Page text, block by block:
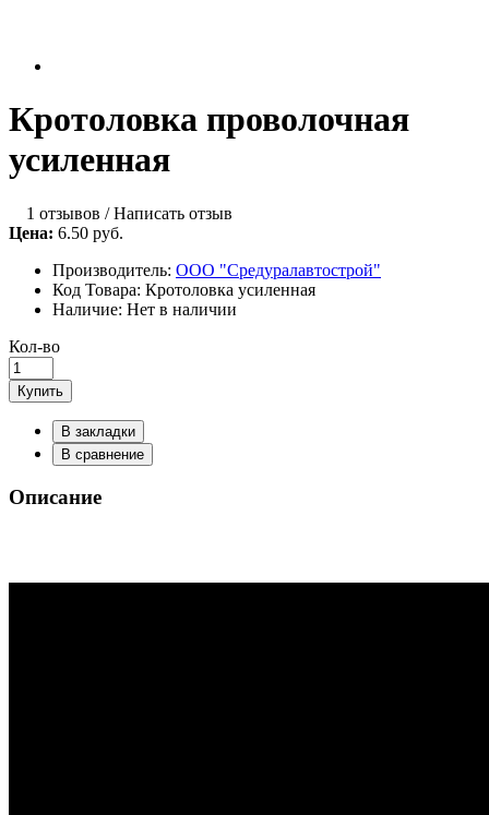
Кротоловка проволочная
усиленная
1 отзывов /Написать отзыв
Цена: 6.50 руб.
Производитель: ООО "Средуралавтострой"
Код Товара: Кротоловка усиленная
Наличие: Нет в наличии
Кол-во
Купить
В закладки
В сравнение
Описание